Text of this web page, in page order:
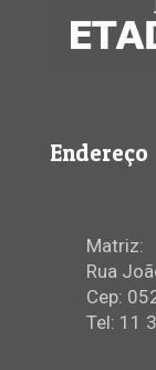
Endereço
Matriz:
Rua
Cep:
Tel: 11